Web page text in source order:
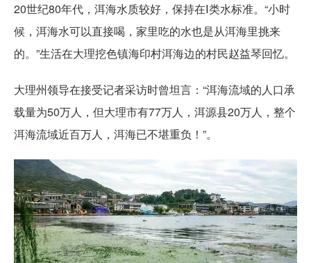
20世纪80年代，洱海水质较好，保持在Ⅰ类水标准。“小时
候，洱海水可以直接喝，家里吃的水也是从洱海里挑来
的。”生活在大理挖色镇海印村洱海边的村民赵益琴回忆。
大理州领导在接受记者采访时曾坦言：“洱海流域的人口承
载量为50万人，但大理市有77万人，洱源县20万人，整个
洱海流域近百万人，洱海已不堪重负！”。